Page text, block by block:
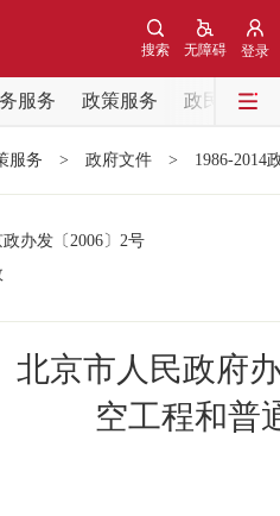
登录
无障碍
搜索
服务 政策服务
政民互动
央精神
服务 > 政府文件 > 1986-2014
政办发 〔2006〕 2号
北京市人民政府
空工程和普